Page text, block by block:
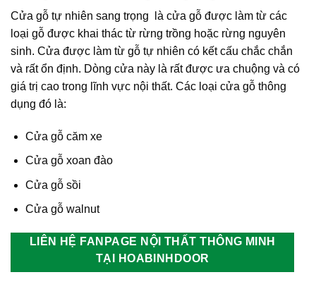
Cửa gỗ tự nhiên sang trọng là cửa gỗ được làm từ các
loại gỗ được khai thác từ rừng trồng hoặc rừng nguyên
sinh. Cửa được làm từ gỗ tự nhiên có kết cấu chắc chắn
và rất ổn định. Dòng cửa này là rất được ưa chuộng và có
giá trị cao trong lĩnh vực nội thất. Các loại cửa gỗ thông
dụng đó là:
Cửa gỗ căm xe
Cửa gỗ xoan đào
Cửa gỗ sồi
Cửa gỗ walnut
LIÊN HỆ FANPAGE NỘI THẤT THÔNG MINH
TẠI HOABINHDOOR